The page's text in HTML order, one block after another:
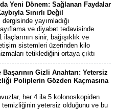
Yeni Dönem: Sağlanan Faydalar
Sınırlı Değil
yayımladığı
ve diyabet tedavisinde
ilaçlarının sinir, bağışıklık ve
sistemleri üzerinden kilo
tetiklediğini ortaya çıktı
Gizli Anahtarı: Yetersiz
Poliplerin Gözden Kaçmasına
her 4 ila 5 kolonoskopiden
temizliğinin yetersiz olduğunu ve bu